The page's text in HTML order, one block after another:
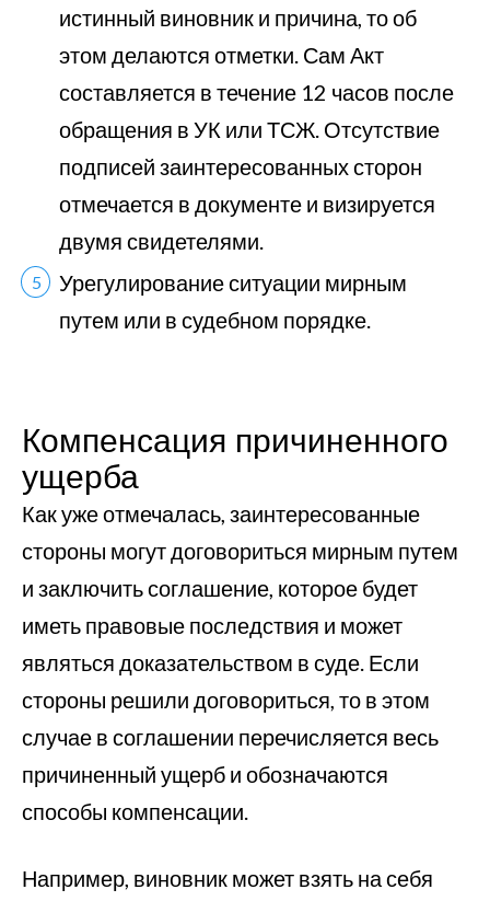
истинный виновник и причина, то об
этом делаются отметки. Сам Акт
составляется в течение 12 часов после
обращения в УК или ТСЖ. Отсутствие
подписей заинтересованных сторон
отмечается в документе и визируется
двумя свидетелями.
Урегулирование ситуации мирным
путем или в судебном порядке.
Компенсация причиненного
ущерба
Как уже отмечалась, заинтересованные
стороны могут договориться мирным путем
и заключить соглашение, которое будет
иметь правовые последствия и может
являться доказательством в суде. Если
стороны решили договориться, то в этом
случае в соглашении перечисляется весь
причиненный ущерб и обозначаются
способы компенсации.
Например, виновник может взять на себя